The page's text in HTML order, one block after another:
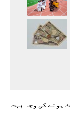
ہونے کی وجہ بہت